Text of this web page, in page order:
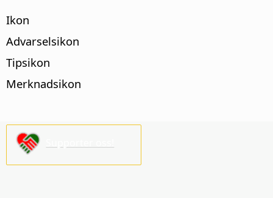
Ikon
Advarselsikon
Tipsikon
Merknadsikon